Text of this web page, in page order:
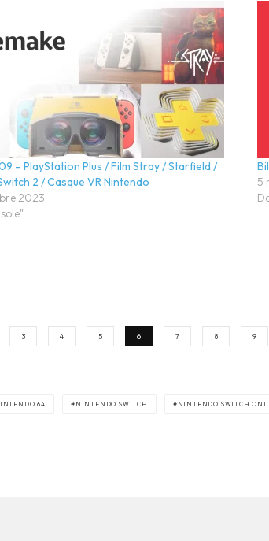
– PlayStation Plus / Film Stray / Starfield /
2 / Casque VR Nintendo
2023
5
3 4 5 6 7 8 9
64 NINTENDO SWITCH NINTENDO SWITCH